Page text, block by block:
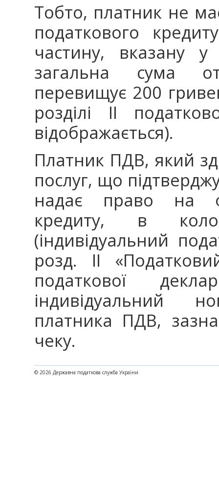
Тобто, платник не
податкового
частину, вказану
загальна сума
перевищує 200
розділі II
відображається).
Платник ПДВ, який
послуг, що
надає право на
кредиту, в
(індивідуальний
розд. II
податкової
індивідуальний
платника ПДВ,
чеку.
© 2026 Державна податкова служба України